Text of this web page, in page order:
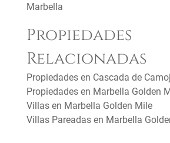
Marbella
Propiedades
Relacionadas
Propiedades en Cascada de
Propiedades en Marbella Golden
Villas en Marbella Golden Mile
Villas Pareadas en Marbella